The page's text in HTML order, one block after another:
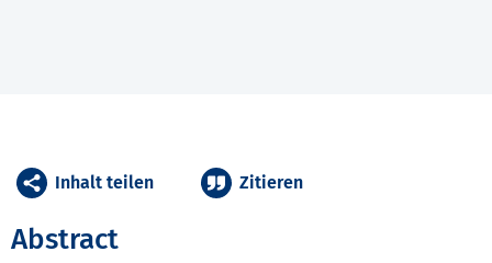
Abstract
Inhalt teilen Zitieren